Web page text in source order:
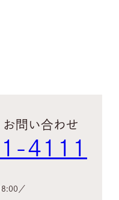
問い合わせ
4111